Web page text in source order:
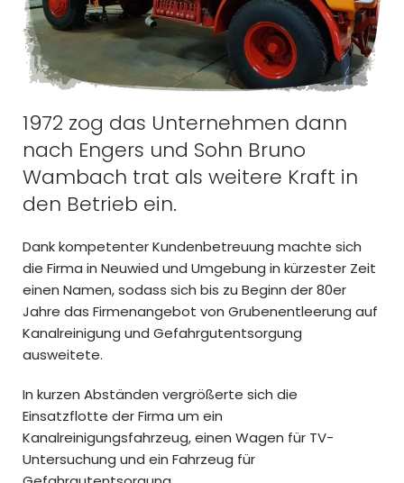
1972 zog das Unternehmen dann
nach Engers und Sohn Bruno
Wambach trat als weitere Kraft in
den Betrieb ein.
Dank kompetenter Kundenbetreuung machte sich
die Firma in Neuwied und Umgebung in kürzester Zeit
einen Namen, sodass sich bis zu Beginn der 80er
Jahre das Firmenangebot von Grubenentleerung auf
Kanalreinigung und Gefahrgutentsorgung
ausweitete.
In kurzen Abständen vergrößerte sich die
Einsatzflotte der Firma um ein
Kanalreinigungsfahrzeug, einen Wagen für TV-
Untersuchung und ein Fahrzeug für